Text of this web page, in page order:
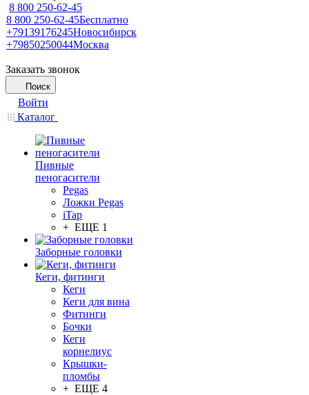
8 800 250-62-45
8 800 250-62-45Бесплатно
+79139176245Новосибирск
+79850250044Москва
Заказать звонок
Поиск
Войти
Каталог
Пивные
пеногасители
Pegas
Ложки Pegas
iTap
+ ЕЩЕ 1
Заборные головки
Кеги, фитинги
Кеги
Кеги для вина
Фитинги
Бочки
Кеги
корнелиус
Крышки-
пломбы
+ ЕЩЕ 4